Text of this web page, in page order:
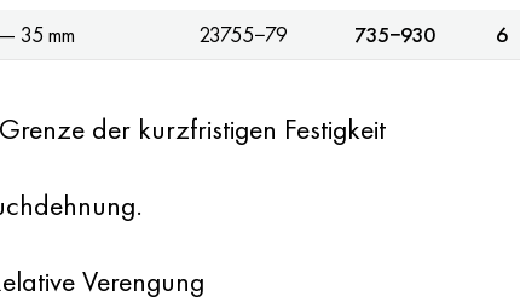
35 mm
23755−79 735−930 6
der kurzfristigen Festigkeit
Verengung